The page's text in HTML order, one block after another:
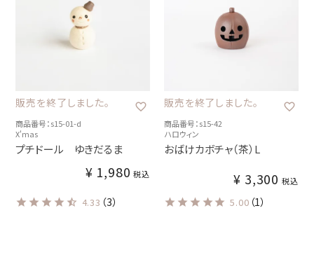
販売を終了しました。
商品番号：s15-01-d
X'mas
プチドール ゆきだるま
¥ 1,980 税込
4.33 （3）
販売を終了しました。
商品番号：s15-42
ハロウィン
おばけカボチャ（茶）L
¥ 3,300 税込
5.00 （1）